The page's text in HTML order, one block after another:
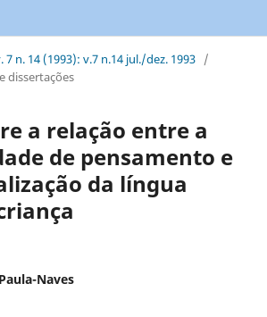
7 n. 14 (1993): v.7 n.14 jul./dez. 1993 /
dissertações
a relação entre a
de pensamento e
da língua
Naves